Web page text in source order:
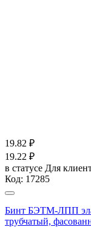
19.82 ₽
19.22 ₽
в статусе Для
Код: 17285
Бинт БЭТМ-ЛПП
трубчатый,